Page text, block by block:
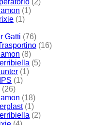
(2)
(1)
(1)
Gatti (76)
(16)
(8)
(5)
(1)
(1)
(26)
(18)
(1)
(2)